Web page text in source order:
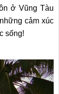
ở Vũng Tàu
cảm xúc
sống!